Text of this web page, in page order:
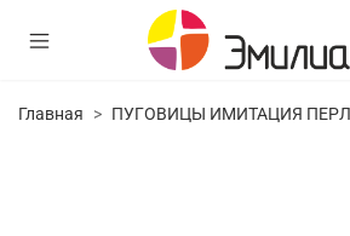
Главная ПУГОВИЦЫ ИМИТАЦИЯ